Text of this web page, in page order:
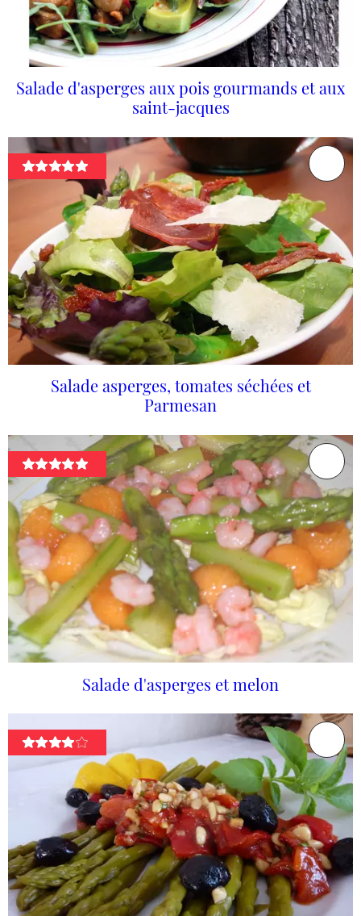
Salade d'asperges aux pois gourmands et aux
saint-jacques
Salade asperges, tomates séchées et
Parmesan
Salade d'asperges et melon